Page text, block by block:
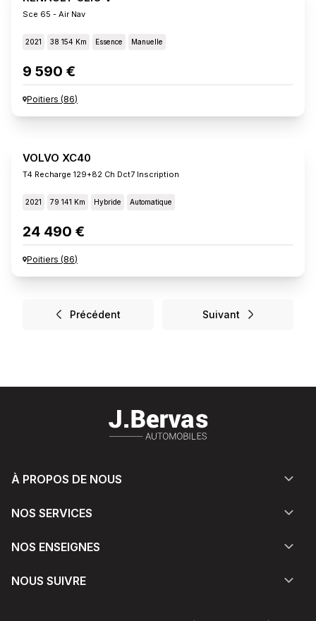
Sce 65 - Air Nav
2021 38 154 Km Essence Manuelle
9 590 €
Poitiers (86)
VOLVO XC40
T4 Recharge 129+82 Ch Dct7 Inscription
2021 79 141 Km Hybride Automatique
24 490 €
Poitiers (86)
Précédent Suivant
À PROPOS DE NOUS
NOS SERVICES
NOS ENSEIGNES
NOUS SUIVRE